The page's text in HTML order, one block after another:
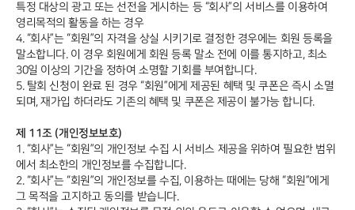
특정 대상의 광고 또는 선전을 게시하는 등 “회사”의 서비스를 이용하여
영리목적의 활동을 하는 경우
4. “회사”는 “회원”의 자격을 상실 시키기로 결정한 경우에는 회원 등록을
말소합니다. 이 경우 회원에게 회원 등록 말소 전에 이를 통지하고, 최소
30일 이상의 기간을 정하여 소명할 기회를 부여합니다.
5. 탈회 신청이 완료 된 경우 “회원”에게 제공된 혜택 및 쿠폰은 즉시 소멸
되며, 재가입 하더라도 기존의 혜택 및 쿠폰은 제공이 불가능 합니다.
제 11조 (개인정보보호)
1. “회사”는 “회원”의 개인정보 수집 시 서비스 제공을 위하여 필요한 범위
에서 최소한의 개인정보를 수집합니다.
2. “회사”는 “회원”의 개인정보를 수집, 이용하는 때에는 당해 “회원”에게
그 목적을 고지하고 동의를 받습니다.